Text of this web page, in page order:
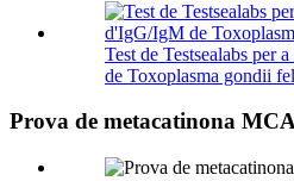
Test de Testsealabs per
de Toxoplasma gondii
Prova de metacatinona